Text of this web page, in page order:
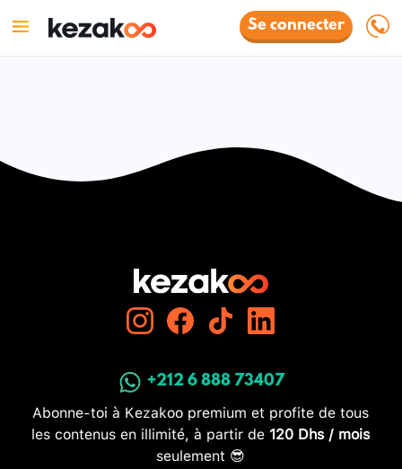
Se connecter
+212 6 888 73407
Abonne-toi à Kezakoo premium et profite de tous
les contenus en illimité, à partir de 120 Dhs / mois
seulement 😎